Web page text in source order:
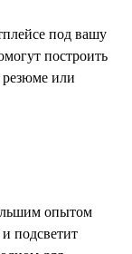
под вашу
построить
резюме или
опытом
подсветит